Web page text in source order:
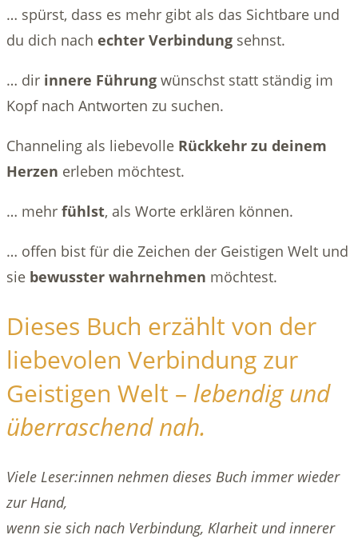
… spürst, dass es mehr gibt als das Sichtbare und
du dich nach echter Verbindung sehnst.
… dir innere Führung wünschst statt ständig im
Kopf nach Antworten zu suchen.
Channeling als liebevolle Rückkehr zu deinem
Herzen erleben möchtest.
… mehr fühlst, als Worte erklären können.
… offen bist für die Zeichen der Geistigen Welt und
sie bewusster wahrnehmen möchtest.
Dieses Buch erzählt von der
liebevolen Verbindung zur
Geistigen Welt – lebendig und
überraschend nah.
Viele Leser:innen nehmen dieses Buch immer wieder
zur Hand,
wenn sie sich nach Verbindung, Klarheit und innerer